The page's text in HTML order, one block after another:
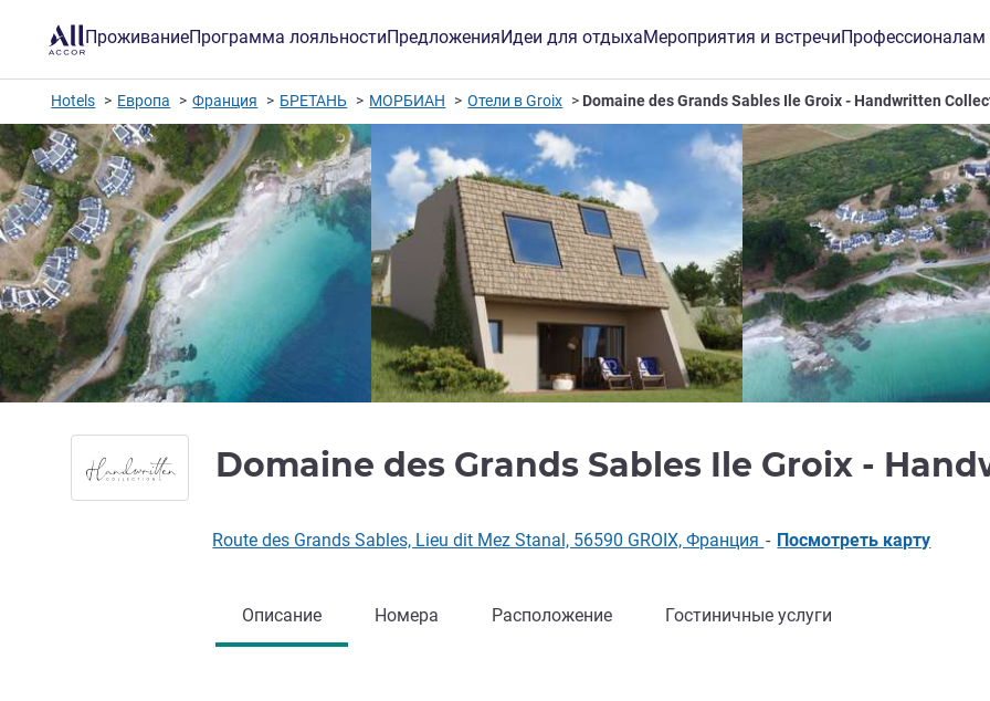
ПроживаниеПрограмма лояльностиПредложенияИдеи для отдыхаМероприятия и встречиПрофессионалам
Hotels Европа Франция БРЕТАНЬ МОРБИАН Отели в Groix Domaine des Grands Sables Ile Groix - Handwritten
Domaine des Grands Sables Ile Groix -
Route des Grands Sables, Lieu dit Mez Stanal, 56590 GROIX, Франция - Посмотреть карту
Описание Номера Расположение Гостиничные услуги